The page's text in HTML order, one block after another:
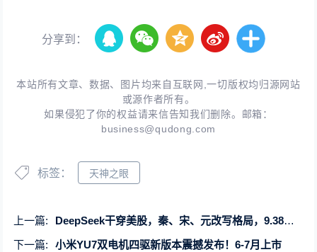
分享到：
本站所有文章、数据、图片均来自互联网,一切版权均归源网站
或源作者所有。
如果侵犯了你的权益请来信告知我们删除。邮箱：
business@qudong.com
标签： 天神之眼
上一篇:
DeepSeek干穿美股，秦、宋、元改写格局，9.38万元起上高阶智驾
下一篇:
小米YU7双电机四驱新版本震撼发布！6-7月上市